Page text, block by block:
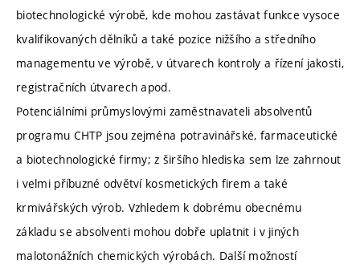
biotechnologické výrobě, kde mohou zastávat funkce vysoce
kvalifikovaných dělníků a také pozice nižšího a středního
managementu ve výrobě, v útvarech kontroly a řízení jakosti,
registračních útvarech apod.
Potenciálními průmyslovými zaměstnavateli absolventů
programu CHTP jsou zejména potravinářské, farmaceutické
a biotechnologické firmy; z širšího hlediska sem lze zahrnout
i velmi příbuzné odvětví kosmetických firem a také
krmivářských výrob. Vzhledem k dobrému obecnému
základu se absolventi mohou dobře uplatnit i v jiných
malotonážních chemických výrobách. Další možností